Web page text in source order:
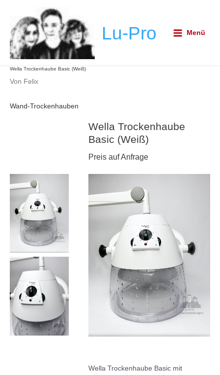
springen
Lu-Pro
MenuMenü
Wella Trockenhaube Basic (Weiß)
Von Felix
Wand-Trockenhauben
Wella Trockenhaube
Basic (Weiß)
Preis auf Anfrage
Wella Trockenhaube Basic mit
navigation